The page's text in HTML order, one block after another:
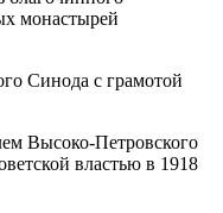
монастырей
Синода с грамотой
Высоко-Петровского
властью в 1918